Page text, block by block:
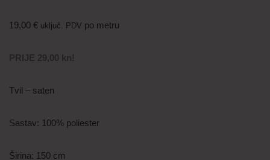
19,00 € uključ. PDV po metru
PRIJE 29,00 kn!
Tvil – saten
Sastav: 100% poliester
Širina: 150 cm